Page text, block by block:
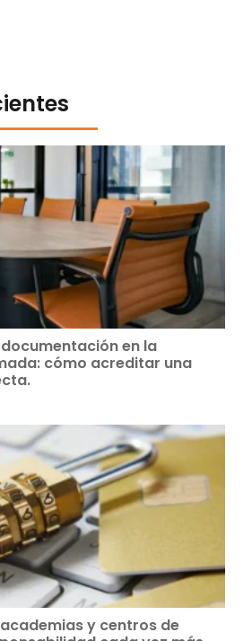
en la
cómo acreditar una
y centros de